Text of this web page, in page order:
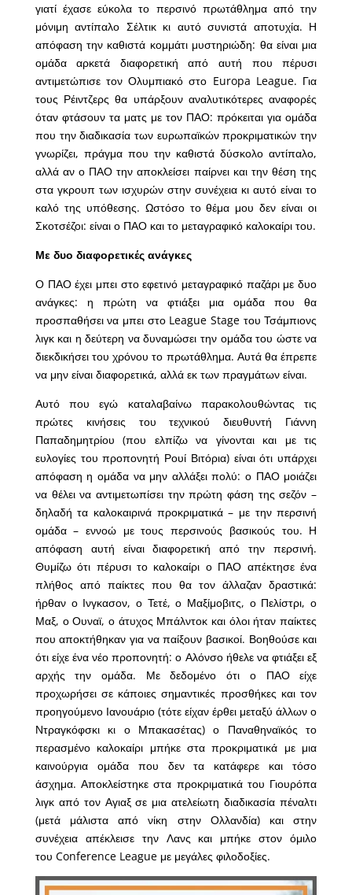
γιατί έχασε εύκολα το περσινό πρωτάθλημα από την
μόνιμη αντίπαλο Σέλτικ κι αυτό συνιστά αποτυχία. Η
απόφαση την καθιστά κομμάτι μυστηριώδη: θα είναι μια
ομάδα αρκετά διαφορετική από αυτή που πέρυσι
αντιμετώπισε τον Ολυμπιακό στο Europa League. Για
τους Ρέιντζερς θα υπάρξουν αναλυτικότερες αναφορές
όταν φτάσουν τα ματς με τον ΠΑΟ: πρόκειται για ομάδα
που την διαδικασία των ευρωπαϊκών προκριματικών την
γνωρίζει, πράγμα που την καθιστά δύσκολο αντίπαλο,
αλλά αν ο ΠΑΟ την αποκλείσει παίρνει και την θέση της
στα γκρουπ των ισχυρών στην συνέχεια κι αυτό είναι το
καλό της υπόθεσης. Ωστόσο το θέμα μου δεν είναι οι
Σκοτσέζοι: είναι ο ΠΑΟ και το μεταγραφικό καλοκαίρι του.
Με δυο διαφορετικές ανάγκες
Ο ΠΑΟ έχει μπει στο εφετινό μεταγραφικό παζάρι με δυο
ανάγκες: η πρώτη να φτιάξει μια ομάδα που θα
προσπαθήσει να μπει στο League Stage του Τσάμπιονς
λιγκ και η δεύτερη να δυναμώσει την ομάδα του ώστε να
διεκδικήσει του χρόνου το πρωτάθλημα. Αυτά θα έπρεπε
να μην είναι διαφορετικά, αλλά εκ των πραγμάτων είναι.
Αυτό που εγώ καταλαβαίνω παρακολουθώντας τις
πρώτες κινήσεις του τεχνικού διευθυντή Γιάννη
Παπαδημητρίου (που ελπίζω να γίνονται και με τις
ευλογίες του προπονητή Ρουί Βιτόρια) είναι ότι υπάρχει
απόφαση η ομάδα να μην αλλάξει πολύ: ο ΠΑΟ μοιάζει
να θέλει να αντιμετωπίσει την πρώτη φάση της σεζόν –
δηλαδή τα καλοκαιρινά προκριματικά – με την περσινή
ομάδα – εννοώ με τους περσινούς βασικούς του. Η
απόφαση αυτή είναι διαφορετική από την περσινή.
Θυμίζω ότι πέρυσι το καλοκαίρι ο ΠΑΟ απέκτησε ένα
πλήθος από παίκτες που θα τον άλλαζαν δραστικά:
ήρθαν ο Ινγκασον, ο Τετέ, ο Μαξίμοβιτς, ο Πελίστρι, ο
Μαξ, ο Ουναϊ, ο άτυχος Μπάλντοκ και όλοι ήταν παίκτες
που αποκτήθηκαν για να παίξουν βασικοί. Βοηθούσε και
ότι είχε ένα νέο προπονητή: ο Αλόνσο ήθελε να φτιάξει εξ
αρχής την ομάδα. Με δεδομένο ότι ο ΠΑΟ είχε
προχωρήσει σε κάποιες σημαντικές προσθήκες και τον
προηγούμενο Ιανουάριο (τότε είχαν έρθει μεταξύ άλλων ο
Ντραγκόφσκι κι ο Μπακασέτας) ο Παναθηναϊκός το
περασμένο καλοκαίρι μπήκε στα προκριματικά με μια
καινούργια ομάδα που δεν τα κατάφερε και τόσο
άσχημα. Αποκλείστηκε στα προκριματικά του Γιουρόπα
λιγκ από τον Αγιαξ σε μια ατελείωτη διαδικασία πέναλτι
(μετά μάλιστα από νίκη στην Ολλανδία) και στην
συνέχεια απέκλεισε την Λανς και μπήκε στον όμιλο
του Conference League με μεγάλες φιλοδοξίες.